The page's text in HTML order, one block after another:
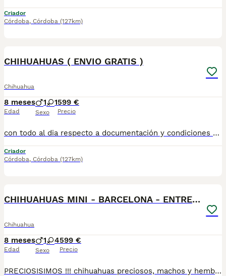
Criador
Córdoba, Córdoba (127km)
CHIHUAHUAS ( ENVIO GRATIS )
Chihuahua
8 meses
Edad
1 1
Sexo
599 €
Precio
con todo al dia respecto a documentación y condiciones sanitarias , tanto así que hacemos entregas totalmente personalizadas y sin un euro por adelantado , obtenerse personas no aptas para tener perros , solo personas responsables. hacemos entregas a toda ESPAÑA . mas info 670864332
Criador
Córdoba, Córdoba (127km)
CHIHUAHUAS MINI - BARCELONA - ENTREGA
Chihuahua
8 meses
Edad
1 4
Sexo
599 €
Precio
PRECIOSISIMOS !!! chihuahuas preciosos, machos y hembras disponibles , se entregan con todo al dia respecto a documentación y condiciones sanitarias , tanto así que hacemos entregas totalmente personalizadas y sin un euro por adelantado , obtenerse personas no aptas para tener perros , solo personas responsables. hacemos entregas a toda ESPAÑA . mas info 670864332